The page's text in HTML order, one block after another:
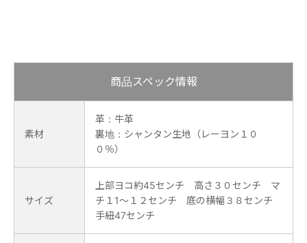
商品スペック情報
素材
革：牛革
裏地：シャンタン生地（レーヨン１０
０％）
サイズ
上部ヨコ約45センチ 高さ３０センチ マ
チ１1～１２センチ 底の横幅３８センチ
手紐47センチ